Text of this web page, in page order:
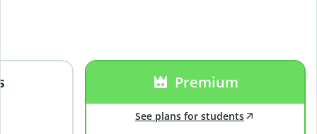
Premium
See plans for students